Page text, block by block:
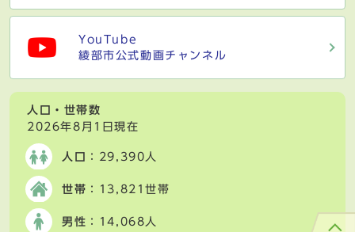
YouTube
綾部市公式動画チャンネル
人口・世帯数
2026年8月1日現在
人口 ：29,390人
世帯 ：13,821世帯
男性 ：14,068人